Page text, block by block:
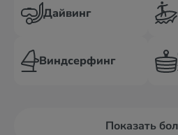
Дайвинг
Виндсерфинг
Показать